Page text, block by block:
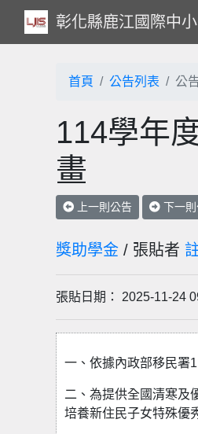
彰化縣鹿江國際中
首頁 公告列表 公
114學年
畫
上一則公告 下一
獎助學金 / 張貼者
張貼日期： 2025-11-24
一、依據內政部移民署
二、為提供全國清寒及
培養新住民子女特殊優